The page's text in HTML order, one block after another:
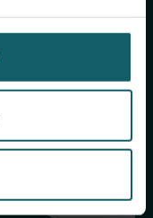
updates
projecten,